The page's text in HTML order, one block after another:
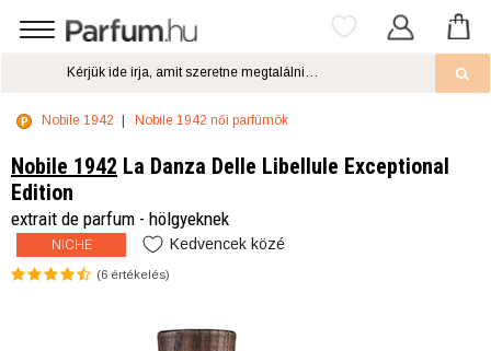
Nobile 1942 Nobile 1942 női parfümök
Nobile 1942 La Danza Delle Libellule Exceptional
Edition
extrait de parfum - hölgyeknek
NICHE Kedvencek közé
(6 értékelés)